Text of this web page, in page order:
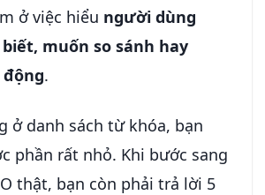
ở việc hiểu người dùng
muốn so sánh hay
.
ở danh sách từ khóa, bạn
phần rất nhỏ. Khi bước sang
thật, bạn còn phải trả lời 5